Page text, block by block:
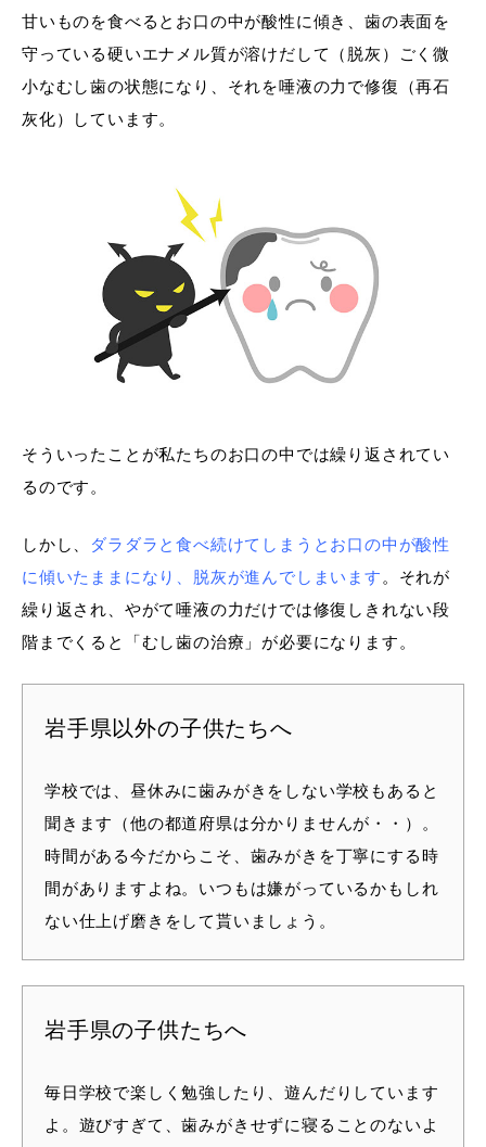
甘いものを食べるとお口の中が酸性に傾き、歯の表面を
守っている硬いエナメル質が溶けだして（脱灰）ごく微
小なむし歯の状態になり、それを唾液の力で修復（再石
灰化）しています。
そういったことが私たちのお口の中では繰り返されてい
るのです。
しかし、
ダラダラと食べ続けてしまうとお口の中が酸性
に傾いたままになり、脱灰が進んでしまいます。それが
繰り返され、やがて唾液の力だけでは修復しきれない段
階までくると「むし歯の治療」が必要になります。
岩手県以外の子供たちへ
学校では、昼休みに歯みがきをしない学校もあると
聞きます（他の都道府県は分かりませんが・・）。
時間がある今だからこそ、歯みがきを丁寧にする時
間がありますよね。いつもは嫌がっているかもしれ
ない仕上げ磨きをして貰いましょう。
岩手県の子供たちへ
毎日学校で楽しく勉強したり、遊んだりしています
よ。遊びすぎて、歯みがきせずに寝ることのないよ